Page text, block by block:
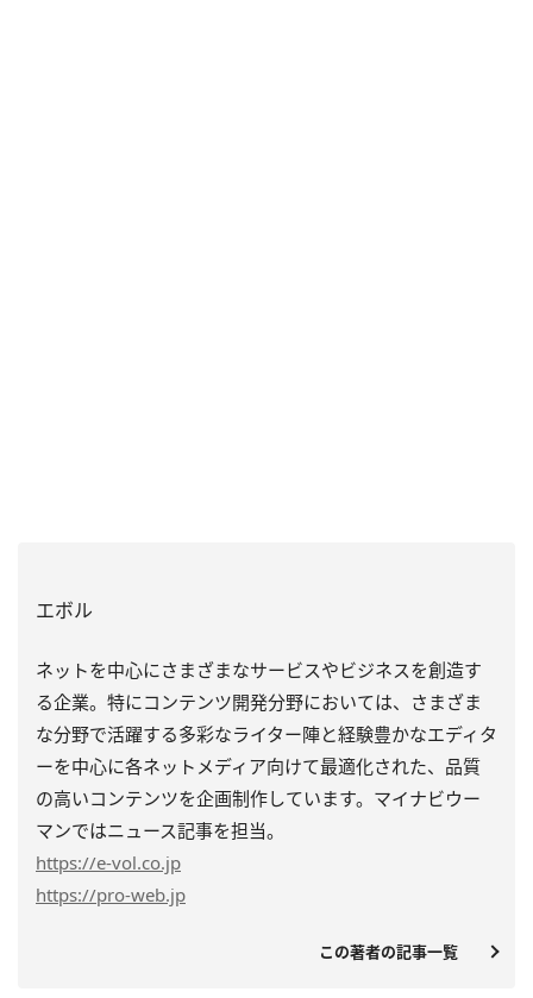
エボル
ネットを中心にさまざまなサービスやビジネスを創造す
る企業。特にコンテンツ開発分野においては、さまざま
な分野で活躍する多彩なライター陣と経験豊かなエディタ
ーを中心に各ネットメディア向けて最適化された、品質
の高いコンテンツを企画制作しています。マイナビウー
マンではニュース記事を担当。
https://e-vol.co.jp
https://pro-web.jp
この著者の記事一覧